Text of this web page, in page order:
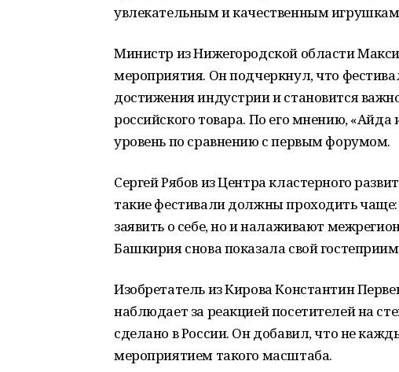
увлекательным и качественным
Министр из Нижегородской области
мероприятия. Он подчеркнул, что
достижения индустрии и становится
российского товара. По его мнению,
уровень по сравнению с первым форумом.
Сергей Рябов из Центра кластерного
такие фестивали должны проходить
заявить о себе, но и налаживают
Башкирия снова показала свой
Изобретатель из Кирова Константин
наблюдает за реакцией посетителей на
сделано в России. Он добавил, что не
мероприятием такого масштаба.